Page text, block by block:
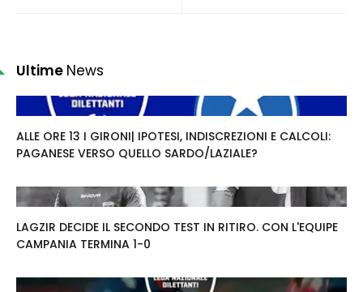
Ultime News
ALLE ORE 13 I GIRONI| IPOTESI, INDISCREZIONI E CALCOLI:
PAGANESE VERSO QUELLO SARDO/LAZIALE?
LAGZIR DECIDE IL SECONDO TEST IN RITIRO. CON L'EQUIPE
CAMPANIA TERMINA 1-0